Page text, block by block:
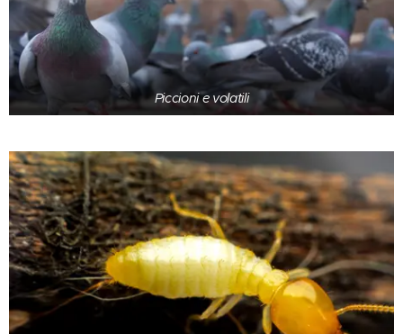
Piccioni e volatili